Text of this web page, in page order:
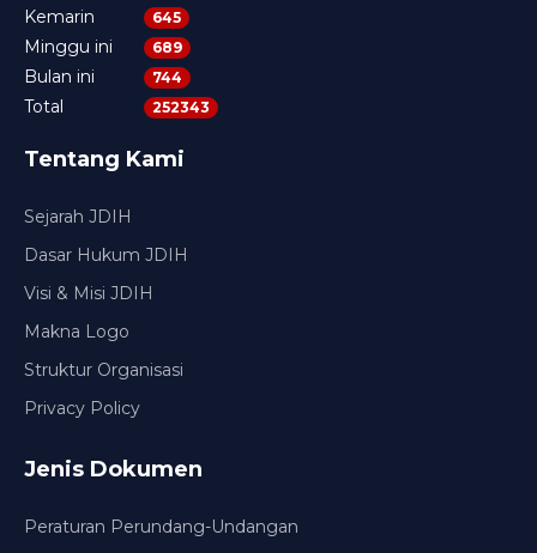
Kemarin 645
Minggu ini 689
Bulan ini 744
Total 252343
Tentang Kami
Sejarah JDIH
Dasar Hukum JDIH
Visi & Misi JDIH
Makna Logo
Struktur Organisasi
Privacy Policy
Jenis Dokumen
Peraturan Perundang-Undangan